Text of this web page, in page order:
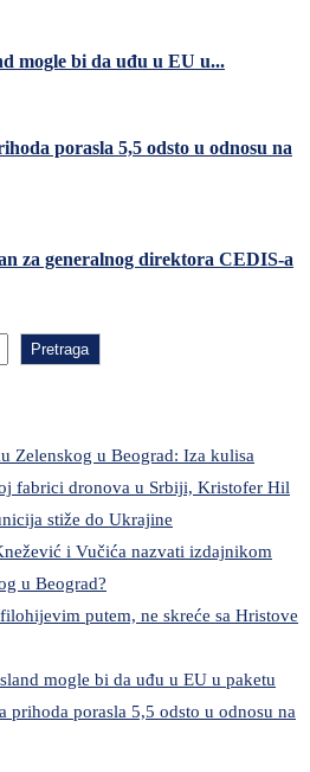
mogle bi da uđu u EU u...
porasla 5,5 odsto u odnosu na
za generalnog direktora CEDIS-a
Pretraga
Zelenskog u Beograd: Iza kulisa
fabrici dronova u Srbiji, Kristofer Hil
stiže do Ukrajine
i Vučića nazvati izdajnikom
u Beograd?
putem, ne skreće sa Hristove
mogle bi da uđu u EU u paketu
prihoda porasla 5,5 odsto u odnosu na